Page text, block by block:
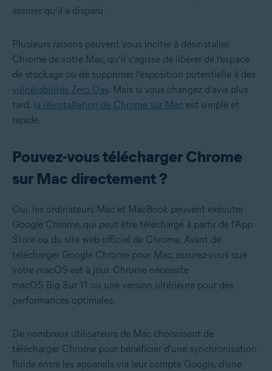
assurer qu’il a disparu.
Plusieurs raisons peuvent vous inciter à désinstaller
Chrome de votre Mac, qu’il s’agisse de libérer de l’espace
de stockage ou de supprimer l’exposition potentielle à des
vulnérabilités Zero Day. Mais si vous changez d’avis plus
tard, la réinstallation de Chrome sur Mac est simple et
rapide.
Pouvez-vous télécharger Chrome
sur Mac directement ?
Oui, les ordinateurs Mac et MacBook peuvent exécuter
Google Chrome, qui peut être téléchargé à partir de l’App
Store ou du site web officiel de Chrome. Avant de
télécharger Google Chrome pour Mac, assurez-vous que
votre macOS est à jour. Chrome nécessite
macOS Big Sur 11 ou une version ultérieure pour des
performances optimales.
De nombreux utilisateurs de Mac choisissent de
télécharger Chrome pour bénéficier d’une synchronisation
fluide entre les appareils via leur compte Google, d’une